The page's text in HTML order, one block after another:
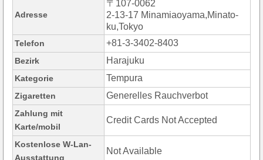
Adresse
〒107-0062
2-13-17 Minamiaoyama,Minato-
ku,Tokyo
Telefon +81-3-3402-8403
Bezirk Harajuku
Kategorie Tempura
Zigaretten Generelles Rauchverbot
Zahlung mit
Karte/mobil
Credit Cards Not Accepted
Kostenlose W-Lan-
Ausstattung
Not Available